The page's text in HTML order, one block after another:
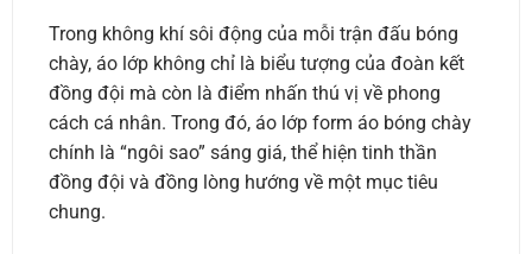
Trong không khí sôi động của mỗi trận đấu bóng
chày, áo lớp không chỉ là biểu tượng của đoàn kết
đồng đội mà còn là điểm nhấn thú vị về phong
cách cá nhân. Trong đó, áo lớp form áo bóng chày
chính là “ngôi sao” sáng giá, thể hiện tinh thần
đồng đội và đồng lòng hướng về một mục tiêu
chung.